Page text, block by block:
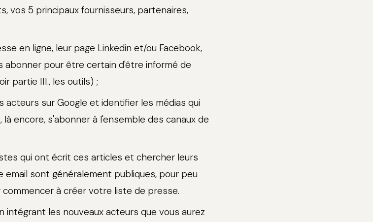
vos 5 principaux fournisseurs, partenaires,
en ligne, leur page Linkedin et/ou Facebook,
abonner pour être certain d'être informé de
partie III., les outils) ;
acteurs sur Google et identifier les médias qui
encore, s'abonner à l'ensemble des canaux de
qui ont écrit ces articles et chercher leurs
sont généralement publiques, pour peu
à créer votre liste de presse.
intégrant les nouveaux acteurs que vous aurez